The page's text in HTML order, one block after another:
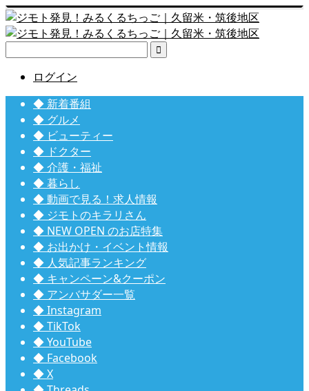

ログイン
◆ 新着番組
◆ グルメ
◆ ビューティー
◆ ドクター
◆ 介護・福祉
◆ 暮らし
◆ 動画で見る！求人情報
◆ ジモトのキラリさん
◆ NEW OPEN のお店特集
◆ お出かけ・イベント情報
◆ 人気記事ランキング
◆ キャンペーン&クーポン
◆ アンバサダー一覧
◆ Instagram
◆ TikTok
◆ YouTube
◆ Facebook
◆ X